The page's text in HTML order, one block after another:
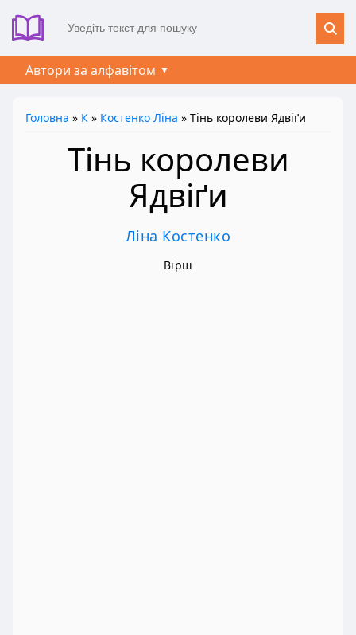
Автори за алфавітом
Головна » К » Костенко Ліна » Тінь королеви Ядвіґи
Тінь королеви
Ядвіґи
Ліна Костенко
Вірш